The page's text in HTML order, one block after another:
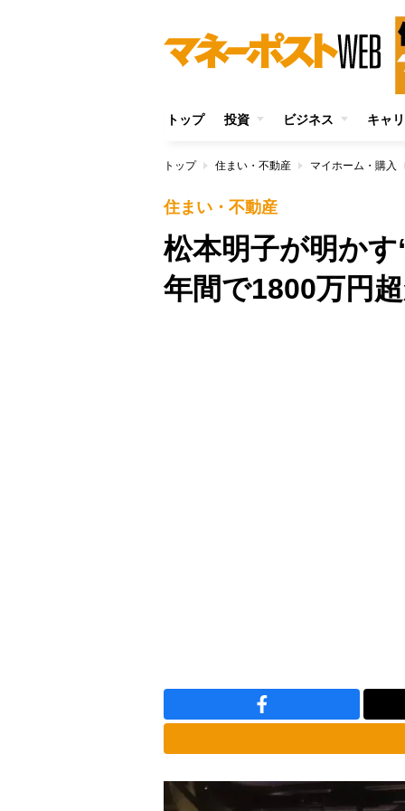
トップ 投資 ビジネス キャ
トップ 住まい・不動産 マイホーム・購入
住まい・不動産
松本明子が明か
年間で1800万円